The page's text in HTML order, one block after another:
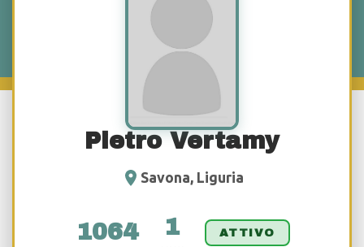
Pietro Vertamy
Savona, Liguria
1064 1 ATTIVO